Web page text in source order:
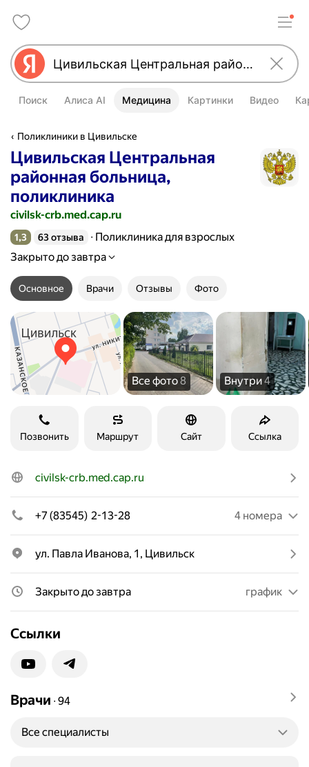
Поиск Алиса AI Медицина Картинки Видео
Поликлиники в Цивильске
Цивильская Центральная
районная больница,
поликлиника
civilsk-crb.med.cap.ru
Рейтинг 1,3 из 5
1,3 63 отзыва
Поликлиника для взрослых
Закрыто до завтра
Основное Врачи Отзывы Фото
Все фото8 Внутри4
Позвонить Маршрут Сайт Ссылка
civilsk-crb.med.cap.ru
+7 (83545) 2-13-28 4 номера
ул. Павла Иванова, 1, Цивильск
Закрыто до завтра график
Ссылки
Врачи ∙ 94
Все специалисты